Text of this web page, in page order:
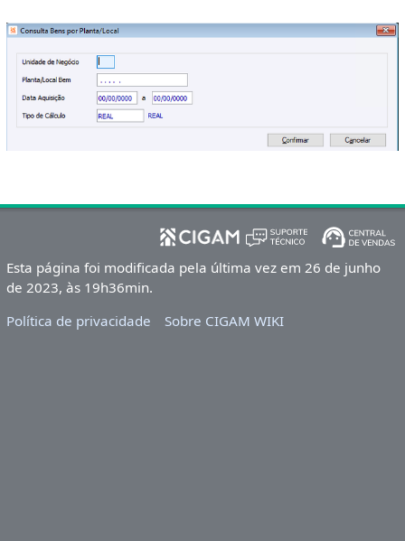
Esta página foi modificada pela última vez em 26 de junho
de 2023, às 19h36min.
Política de privacidade
Sobre CIGAM WIKI